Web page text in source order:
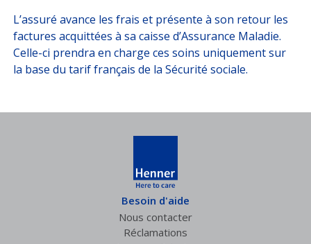
L’assuré avance les frais et présente à son retour les
factures acquittées à sa caisse d’Assurance Maladie.
Celle-ci prendra en charge ces soins uniquement sur
la base du tarif français de la Sécurité sociale.
Besoin d'aide
Nous contacter
Réclamations